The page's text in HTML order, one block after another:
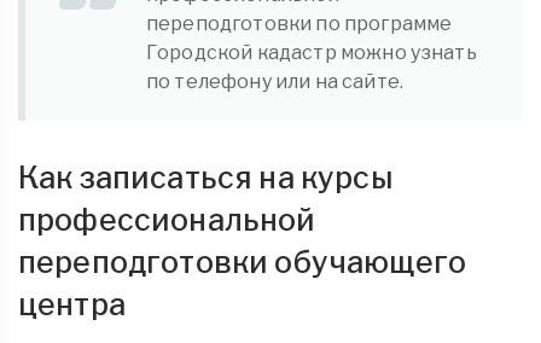
переподготовки по программе
Городской кадастр можно узнать
по телефону или на сайте.
Как записаться на курсы
профессиональной
переподготовки обучающего
центра